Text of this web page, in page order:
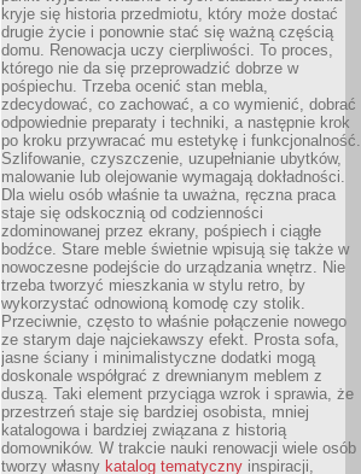
kryje się historia przedmiotu, który może dostać
drugie życie i ponownie stać się ważną częścią
domu. Renowacja uczy cierpliwości. To proces,
którego nie da się przeprowadzić dobrze w
pośpiechu. Trzeba ocenić stan mebla,
zdecydować, co zachować, a co wymienić, dobrać
odpowiednie preparaty i techniki, a następnie krok
po kroku przywracać mu estetykę i funkcjonalność.
Szlifowanie, czyszczenie, uzupełnianie ubytków,
malowanie lub olejowanie wymagają dokładności.
Dla wielu osób właśnie ta uważna, ręczna praca
staje się odskocznią od codzienności
zdominowanej przez ekrany, pośpiech i ciągłe
bodźce. Stare meble świetnie wpisują się także w
nowoczesne podejście do urządzania wnętrz. Nie
trzeba tworzyć mieszkania w stylu retro, by
wykorzystać odnowioną komodę czy stolik.
Przeciwnie, często to właśnie połączenie nowego
ze starym daje najciekawszy efekt. Prosta sofa,
jasne ściany i minimalistyczne dodatki mogą
doskonale współgrać z drewnianym meblem z
duszą. Taki element przyciąga wzrok i sprawia, że
przestrzeń staje się bardziej osobista, mniej
katalogowa i bardziej związana z historią
domowników. W trakcie nauki renowacji wiele osób
tworzy własny katalog tematyczny inspiracji,